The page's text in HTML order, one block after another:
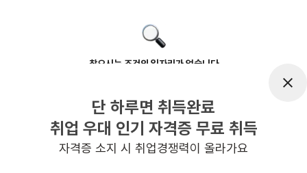
찾으시는 조건의 일자리가 없습니다
반경 3KM 이내의 일자리 확인하기
단 하루면 취득완료
취업 우대 인기 자격증 무료 취득
자격증 소지 시 취업경쟁력이 올라가요